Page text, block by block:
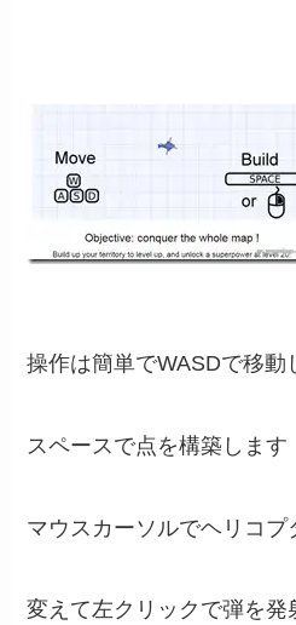
操作は簡単でWASDで移動
スペースで点を構築します
マウスカーソルでヘリコプ
変えて左クリックで弾を発